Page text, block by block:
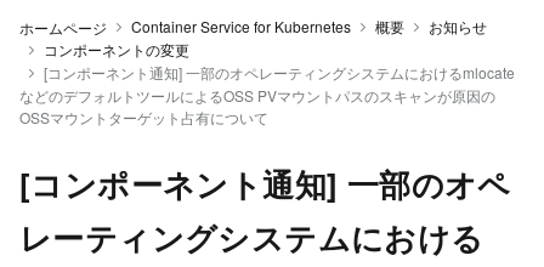
ホームページ Container Service for Kubernetes 概要
お知らせ
コンポーネントの変更
[コンポーネント通知] 一部のオペレーティングシステムにおけるmlocate
などのデフォルトツールによるOSS PVマウントパスのスキャンが原因の
OSSマウントターゲット占有について
[コンポーネント通知] 一部のオペ
レーティングシステムにおける